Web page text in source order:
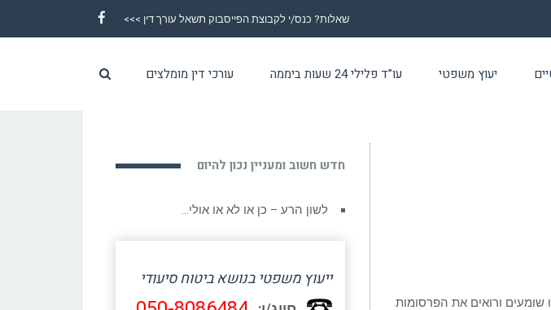
שאלות? כנס/י לקבוצת הפייסבוק תשאל עורך דין >>>
Facebook
יעוץ משפטי עו”ד פלילי 24 שעות ביממה עורכי דין מומלצים
שומעים ורואים את הפרסומות
חדש חשוב ומעניין נכון להיום
לשון הרע – כן או לא או אולי…
ייעוץ משפטי בנושא ביטוח סיעודי